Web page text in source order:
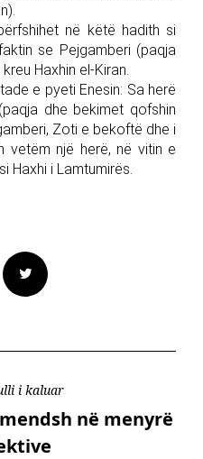
në këtë hadith si
se Pejgamberi (paqja
Haxhin el-Kiran.
e pyeti Enesin: Sa herë
dhe bekimet qofshin
Zoti e bekoftë dhe i
vetëm një herë, në vitin e
Haxhi i Lamtumirës.
i kaluar
në menyrë